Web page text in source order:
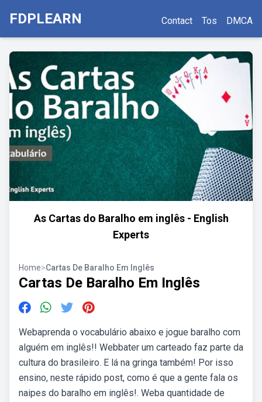
FDPLEARN Contact Tos DMCA
As Cartas do Baralho em inglês - English
Experts
Home>Cartas De Baralho Em Inglês
Cartas De Baralho Em Inglês
Webaprenda o vocabulário abaixo e jogue baralho com
alguém em inglês!! Webbater um carteado faz parte da
cultura do brasileiro. E lá na gringa também! Por isso
ensino, neste rápido post, como é que a gente fala os
naipes do baralho em inglês!. Weba quantidade de